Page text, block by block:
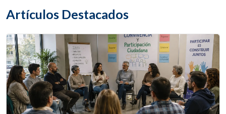
Artículos Destacados